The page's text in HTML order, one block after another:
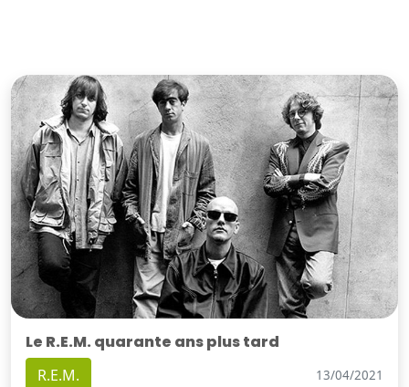
Le R.E.M. quarante ans plus tard
R.E.M. 13/04/2021